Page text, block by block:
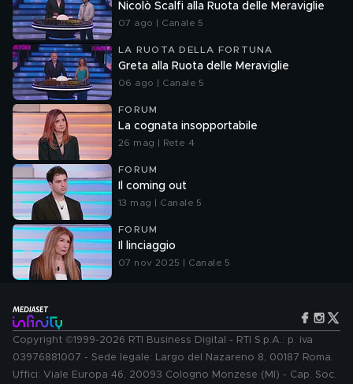
Nicolò Scalfi alla Ruota delle Meraviglie
07 ago | Canale 5
LA RUOTA DELLA FORTUNA
Greta alla Ruota delle Meraviglie
06 ago | Canale 5
FORUM
La cognata insopportabile
26 mag | Rete 4
FORUM
Il coming out
13 mag | Canale 5
FORUM
Il linciaggio
07 nov 2025 | Canale 5
Copyright ©1999-2026 RTI Business Digital - RTI S.p.A.: p. iva
03976881007 - Sede legale: Largo del Nazareno 8, 00187 Roma.
Uffici: Viale Europa 46, 20093 Cologno Monzese (MI) - Cap. Soc.